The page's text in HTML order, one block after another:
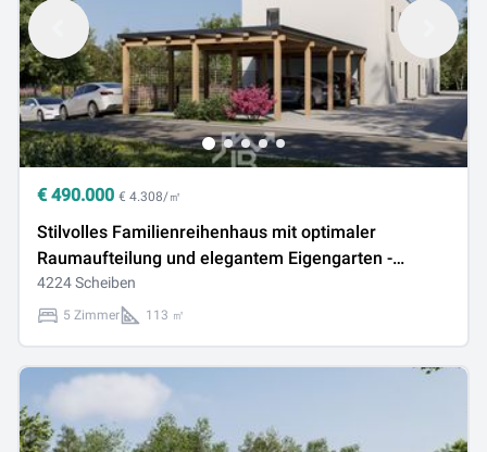
€ 490.000 € 4.308/㎡
Stilvolles Familienreihenhaus mit optimaler
Raumaufteilung und elegantem Eigengarten -
ERSTBEZUG
4224 Scheiben
5 Zimmer 113 ㎡